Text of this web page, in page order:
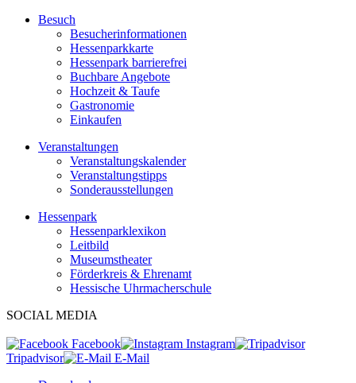
Besuch
Besucherinformationen
Hessenparkkarte
Hessenpark barrierefrei
Buchbare Angebote
Hochzeit & Taufe
Gastronomie
Einkaufen
Veranstaltungen
Veranstaltungskalender
Veranstaltungstipps
Sonderausstellungen
Hessenpark
Hessenparklexikon
Leitbild
Museumstheater
Förderkreis & Ehrenamt
Hessische Uhrmacherschule
SOCIAL MEDIA
Facebook
Instagram
Tripadvisor
E-Mail